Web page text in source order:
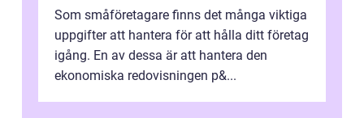
Som småföretagare finns det många viktiga
uppgifter att hantera för att hålla ditt företag
igång. En av dessa är att hantera den
ekonomiska redovisningen p&...